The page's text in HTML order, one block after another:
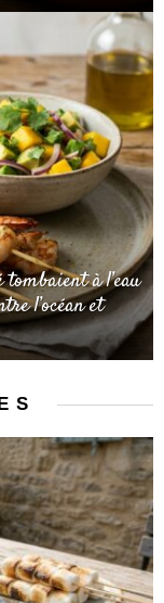
à l’eau
l’océan et